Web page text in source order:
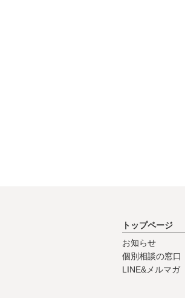
トップページ
お知らせ
個別相談の窓口
LINE&メルマガ